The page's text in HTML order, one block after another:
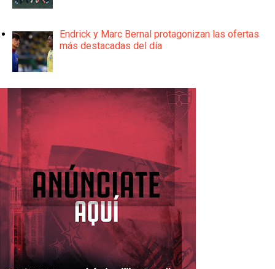
Endrick y Marc Bernal protagonizan las ofertas
más destacadas del día